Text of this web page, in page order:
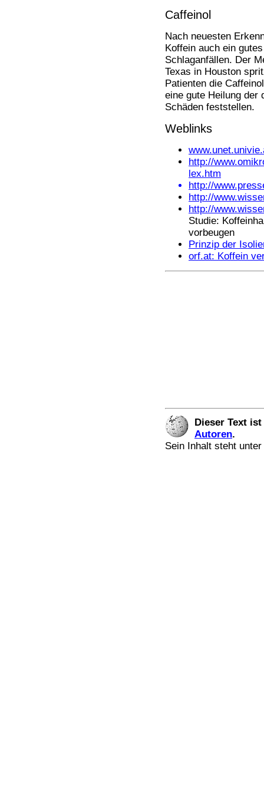
Caffeinol
Nach neuesten
Koffein auch ein
Schlaganfällen. Der
Texas in Houston
Patienten die
eine gute Heilung der
Schäden feststellen.
Weblinks
http://
lex.htm
http://
http://
http://
Studie:
vorbeugen
Prinzip der
orf.at: Koffein
Dieser Text
Autoren.
Sein Inhalt steht